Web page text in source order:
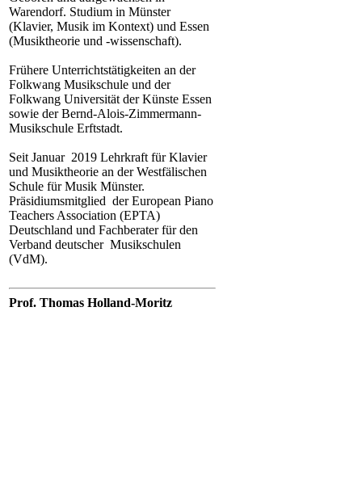
Warendorf. Studium in Münster
(Klavier, Musik im Kontext) und Essen
(Musiktheorie und -wissenschaft).
Frühere Unterrichtstätigkeiten an der
Folkwang Musikschule und der
Folkwang Universität der Künste Essen
sowie der Bernd-Alois-Zimmermann-
Musikschule Erftstadt.
Seit Januar 2019 Lehrkraft für Klavier
und Musiktheorie an der Westfälischen
Schule für Musik Münster.
Präsidiumsmitglied der European Piano
Teachers Association (EPTA)
Deutschland und Fachberater für den
Verband deutscher Musikschulen
(VdM).
Prof. Thomas Holland-Moritz